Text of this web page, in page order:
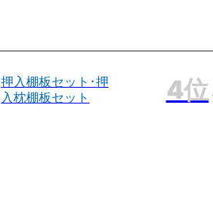
押入棚板セット･押
入枕棚板セット